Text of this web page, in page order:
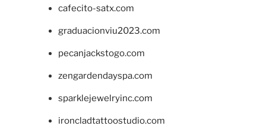
cafecito-satx.com
graduacionviu2023.com
pecanjackstogo.com
zengardendayspa.com
sparklejewelryinc.com
ironcladtattoostudio.com